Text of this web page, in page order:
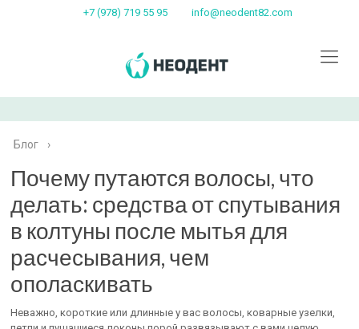
+7 (978) 719 55 95 info@neodent82.com
Блог ›
Почему путаются волосы, что
делать: средства от спутывания
в колтуны после мытья для
расчесывания, чем
ополаскивать
Неважно, короткие или длинные у вас волосы, коварные узелки,